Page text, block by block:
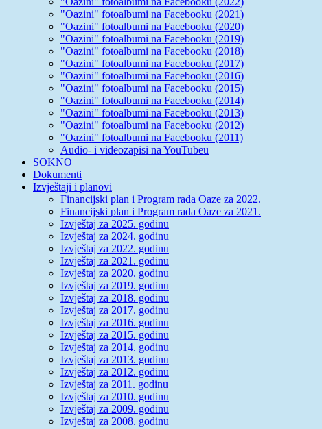
"Oazini" fotoalbumi na Facebooku (2021)
"Oazini" fotoalbumi na Facebooku (2020)
"Oazini" fotoalbumi na Facebooku (2019)
"Oazini" fotoalbumi na Facebooku (2018)
"Oazini" fotoalbumi na Facebooku (2017)
"Oazini" fotoalbumi na Facebooku (2016)
"Oazini" fotoalbumi na Facebooku (2015)
"Oazini" fotoalbumi na Facebooku (2014)
"Oazini" fotoalbumi na Facebooku (2013)
"Oazini" fotoalbumi na Facebooku (2012)
"Oazini" fotoalbumi na Facebooku (2011)
Audio- i videozapisi na YouTubeu
SOKNO
Dokumenti
Izvještaji i planovi
Financijski plan i Program rada Oaze za 2022.
Financijski plan i Program rada Oaze za 2021.
Izvještaj za 2025. godinu
Izvještaj za 2024. godinu
Izvještaj za 2022. godinu
Izvještaj za 2021. godinu
Izvještaj za 2020. godinu
Izvještaj za 2019. godinu
Izvještaj za 2018. godinu
Izvještaj za 2017. godinu
Izvještaj za 2016. godinu
Izvještaj za 2015. godinu
Izvještaj za 2014. godinu
Izvještaj za 2013. godinu
Izvještaj za 2012. godinu
Izvještaj za 2011. godinu
Izvještaj za 2010. godinu
Izvještaj za 2009. godinu
Izvještaj za 2008. godinu